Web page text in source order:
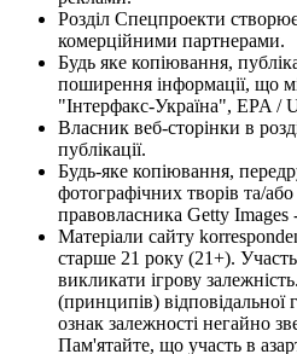
Розділ Спецпроекти
комерційними партнерами.
Будь яке копіювання,
поширення інформації, що
"Інтерфакс-Україна", EPA /
Власник веб-сторінки в
публікації.
Будь-яке копіювання,
фотографічних творів та/або
правовласника Getty Images
Матеріали сайту
старше 21 року (21+).
викликати ігрову
(принципів)
ознак залежності негайно
Пам'ятайте, що участь в